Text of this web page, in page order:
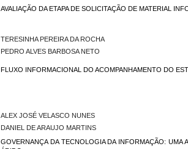
AVALIAÇÃO DA ETAPA DE SOLICITAÇÃO DE MATERIAL
TERESINHA PEREIRA DA ROCHA
PEDRO ALVES BARBOSA NETO
FLUXO INFORMACIONAL DO ACOMPANHAMENTO DO
ALEX JOSÉ VELASCO NUNES
DANIEL DE ARAUJO MARTINS
GOVERNANÇA DA TECNOLOGIA DA INFORMAÇÃO: